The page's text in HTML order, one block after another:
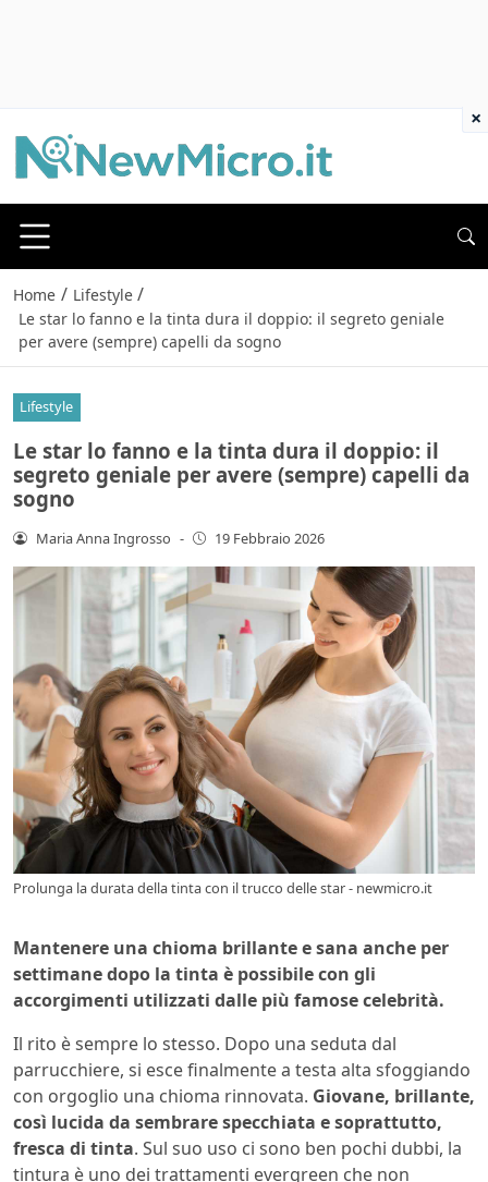
Home / Lifestyle /
Le star lo fanno e la tinta dura il doppio: il segreto geniale
per avere (sempre) capelli da sogno
Lifestyle
Le star lo fanno e la tinta dura il doppio: il
segreto geniale per avere (sempre) capelli da
sogno
Maria Anna Ingrosso - 19 Febbraio 2026
Prolunga la durata della tinta con il trucco delle star - newmicro.it
Mantenere una chioma brillante e sana anche per
settimane dopo la tinta è possibile con gli
accorgimenti utilizzati dalle più famose celebrità.
Il rito è sempre lo stesso. Dopo una seduta dal
parrucchiere, si esce finalmente a testa alta sfoggiando
con orgoglio una chioma rinnovata. Giovane, brillante,
così lucida da sembrare specchiata e soprattutto,
fresca di tinta. Sul suo uso ci sono ben pochi dubbi, la
tintura è uno dei trattamenti evergreen che non
×